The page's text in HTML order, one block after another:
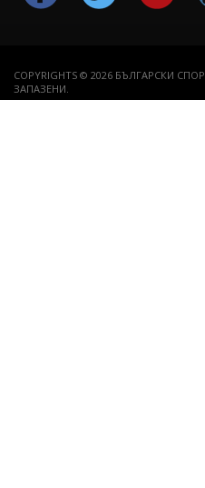
COPYRIGHTS © 2026 БЪЛГАРСКИ
ЗАПАЗЕНИ.